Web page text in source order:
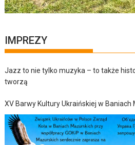
IMPREZY
Jazz to nie tylko muzyka – to także
tworzą
XV Barwy Kultury Ukraińskiej w Baniach